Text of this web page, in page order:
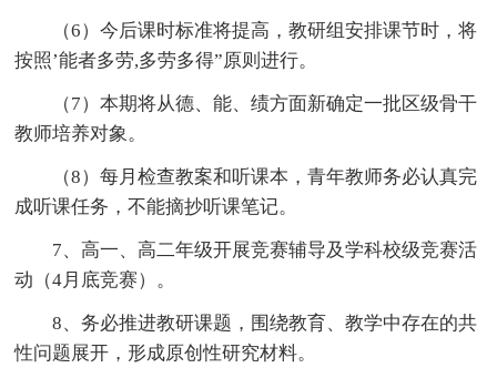
（6）今后课时标准将提高，教研组安排课节时，将
按照’能者多劳,多劳多得”原则进行。
（7）本期将从德、能、绩方面新确定一批区级骨干
教师培养对象。
（8）每月检查教案和听课本，青年教师务必认真完
成听课任务，不能摘抄听课笔记。
7、高一、高二年级开展竞赛辅导及学科校级竞赛活
动（4月底竞赛）。
8、务必推进教研课题，围绕教育、教学中存在的共
性问题展开，形成原创性研究材料。